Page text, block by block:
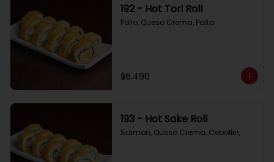
192 - Hot Tori Roll
Pollo, Queso Crema, Palta
$6.490
193 - Hot Sake Roll
Salmon, Queso Crema, Cebollin,